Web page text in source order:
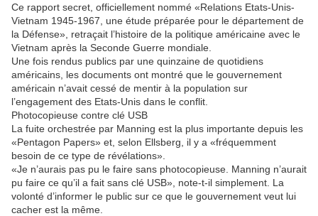
Ce rapport secret, officiellement nommé «Relations Etats-Unis-
Vietnam 1945-1967, une étude préparée pour le département de
la Défense», retraçait l’histoire de la politique américaine avec le
Vietnam après la Seconde Guerre mondiale.
Une fois rendus publics par une quinzaine de quotidiens
américains, les documents ont montré que le gouvernement
américain n’avait cessé de mentir à la population sur
l’engagement des Etats-Unis dans le conflit.
Photocopieuse contre clé USB
La fuite orchestrée par Manning est la plus importante depuis les
«Pentagon Papers» et, selon Ellsberg, il y a «fréquemment
besoin de ce type de révélations».
«Je n’aurais pas pu le faire sans photocopieuse. Manning n’aurait
pu faire ce qu’il a fait sans clé USB», note-t-il simplement. La
volonté d’informer le public sur ce que le gouvernement veut lui
cacher est la même.